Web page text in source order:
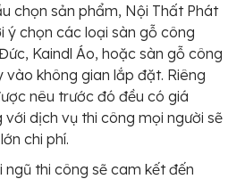
chọn sản phẩm, Nội Thất Phát
ý chọn các loại sàn gỗ công
Kaindl Áo, hoặc sàn gỗ công
vào không gian lắp đặt. Riêng
nêu trước đó đều có giá
với dịch vụ thi công mọi người sẽ
chi phí.
thi công sẽ cam kết đến